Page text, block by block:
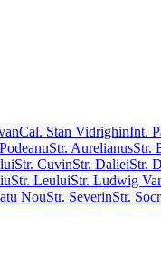
Cal. Stan VidrighinInt.
Str. AurelianusStr.
Str. CuvinStr. DalieiStr.
Str. LeuluiStr. Ludwig
NouStr. SeverinStr.